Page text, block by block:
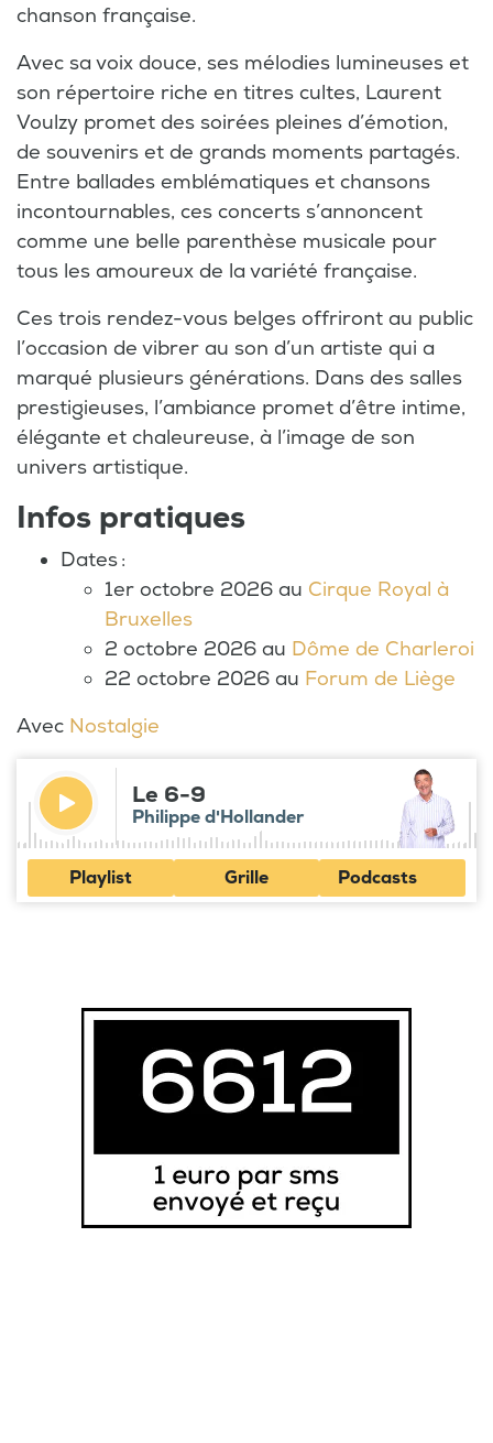
chanson française.
Avec sa voix douce, ses mélodies lumineuses et
son répertoire riche en titres cultes, Laurent
Voulzy promet des soirées pleines d’émotion,
de souvenirs et de grands moments partagés.
Entre ballades emblématiques et chansons
incontournables, ces concerts s’annoncent
comme une belle parenthèse musicale pour
tous les amoureux de la variété française.
Ces trois rendez-vous belges offriront au public
l’occasion de vibrer au son d’un artiste qui a
marqué plusieurs générations. Dans des salles
prestigieuses, l’ambiance promet d’être intime,
élégante et chaleureuse, à l’image de son
univers artistique.
Infos pratiques
Dates :
1er octobre 2026 au Cirque Royal à
Bruxelles
2 octobre 2026 au Dôme de Charleroi
22 octobre 2026 au Forum de Liège
Avec Nostalgie
Le 6-9
Philippe d'Hollander
Playlist Grille Podcasts